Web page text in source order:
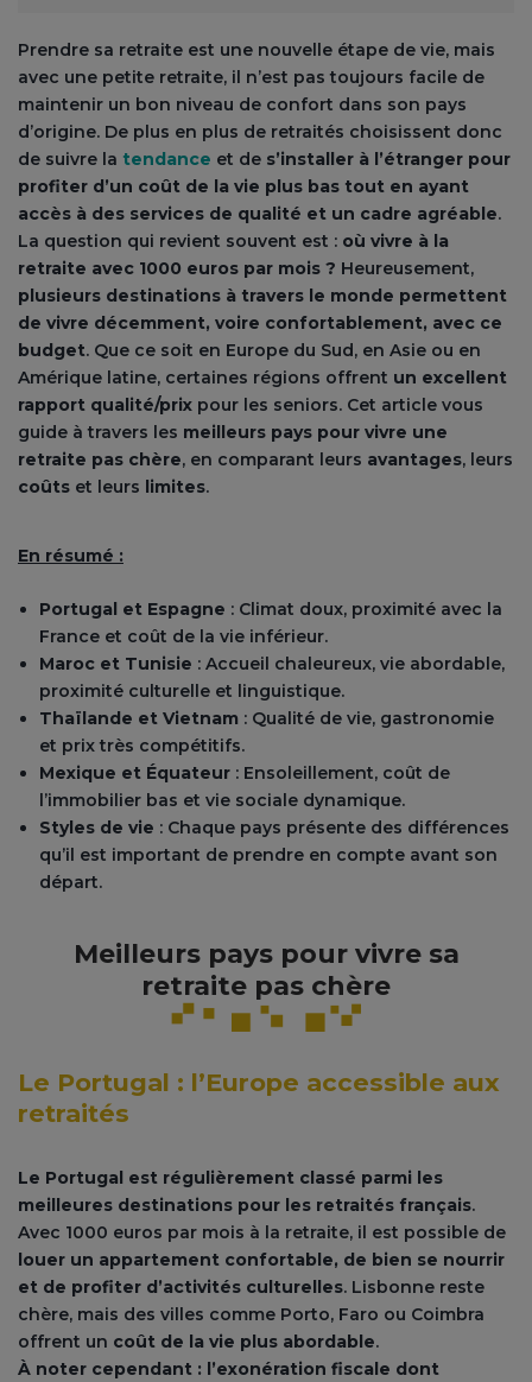
Prendre sa retraite est une nouvelle étape de vie, mais
avec une petite retraite, il n’est pas toujours facile de
maintenir un bon niveau de confort dans son pays
d’origine. De plus en plus de retraités choisissent donc
de suivre la tendance et de s’installer à l’étranger pour
profiter d’un coût de la vie plus bas tout en ayant
accès à des services de qualité et un cadre agréable.
La question qui revient souvent est : où vivre à la
retraite avec 1000 euros par mois ? Heureusement,
plusieurs destinations à travers le monde permettent
de vivre décemment, voire confortablement, avec ce
budget. Que ce soit en Europe du Sud, en Asie ou en
Amérique latine, certaines régions offrent un excellent
rapport qualité/prix pour les seniors. Cet article vous
guide à travers les meilleurs pays pour vivre une
retraite pas chère, en comparant leurs avantages, leurs
coûts et leurs limites.
En résumé :
Portugal et Espagne : Climat doux, proximité avec la
France et coût de la vie inférieur.
Maroc et Tunisie : Accueil chaleureux, vie abordable,
proximité culturelle et linguistique.
Thaïlande et Vietnam : Qualité de vie, gastronomie
et prix très compétitifs.
Mexique et Équateur : Ensoleillement, coût de
l’immobilier bas et vie sociale dynamique.
Styles de vie : Chaque pays présente des différences
qu’il est important de prendre en compte avant son
départ.
Meilleurs pays pour vivre sa
retraite pas chère
Le Portugal : l’Europe accessible aux
retraités
Le Portugal est régulièrement classé parmi les
meilleures destinations pour les retraités français.
Avec 1000 euros par mois à la retraite, il est possible de
louer un appartement confortable, de bien se nourrir
et de profiter d’activités culturelles. Lisbonne reste
chère, mais des villes comme Porto, Faro ou Coimbra
offrent un coût de la vie plus abordable.
À noter cependant : l’exonération fiscale dont